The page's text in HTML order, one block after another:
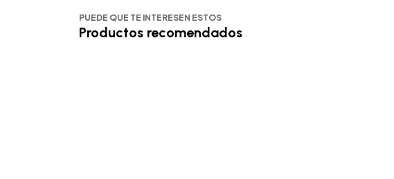
PUEDE QUE TE INTERESEN ESTOS
Productos recomendados